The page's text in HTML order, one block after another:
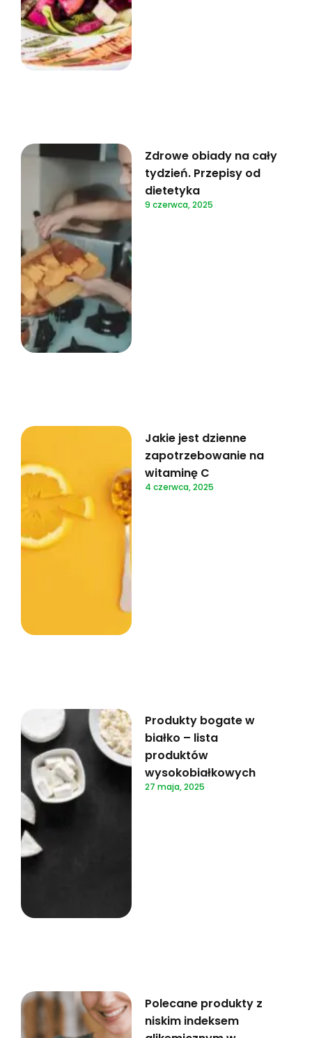
Zdrowe obiady na cały
tydzień. Przepisy od
dietetyka
9 czerwca, 2025
Jakie jest dzienne
zapotrzebowanie na
witaminę C
4 czerwca, 2025
Produkty bogate w
białko – lista
produktów
wysokobiałkowych
27 maja, 2025
Polecane produkty z
niskim indeksem